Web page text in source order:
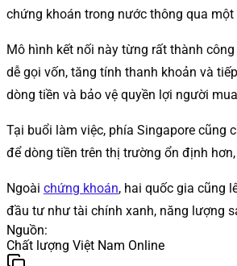
chứng khoán trong nước thông qua
Mô hình kết nối này từng rất thành
dễ gọi vốn, tăng tính thanh khoản và
dòng tiền và bảo vệ quyền lợi người
Tại buổi làm việc, phía Singapore cũng
để dòng tiền trên thị trường ổn định
Ngoài chứng khoán, hai quốc gia cũng
đầu tư như tài chính xanh, năng lượng
Nguồn:
Chất lượng Việt Nam Online